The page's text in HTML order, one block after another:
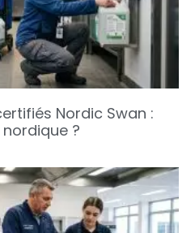
Nordic Swan :
?